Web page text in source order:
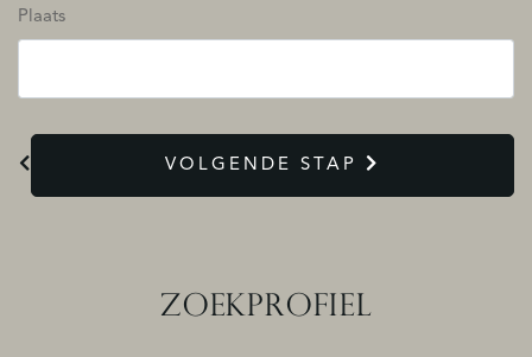
Plaats
VOLGENDE STAP
ZOEKPROFIEL